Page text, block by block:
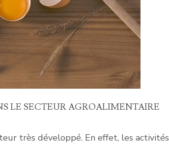
LE SECTEUR AGROALIMENTAIRE
très développé. En effet, les activités